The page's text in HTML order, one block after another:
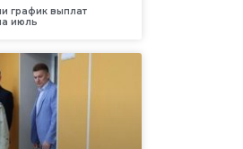
график выплат
июль